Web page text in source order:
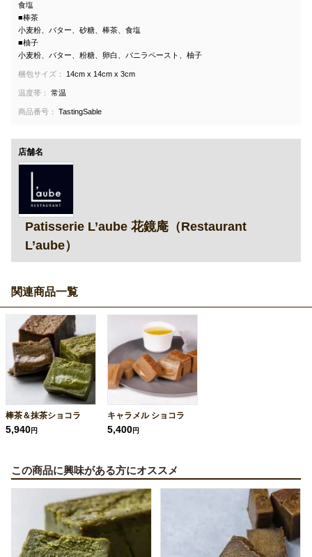
食塩
■棒茶
小麦粉、バター、砂糖、棒茶、食塩
■柚子
小麦粉、バター、粉糖、卵白、バニラペースト、柚子
梱包サイズ： 14cm x 14cm x 3cm
温度帯： 常温
商品番号： TastingSable
店舗名
Patisserie L’aube 花鏡庵（Restaurant
L’aube）
関連商品一覧
棒茶＆抹茶ショコラ
5,940円
キャラメル ショコラ
5,400円
この商品に興味がある方にオススメ